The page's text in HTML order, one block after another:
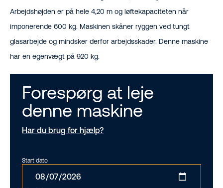
Arbejdshøjden er på hele 4,20 m og løftekapaciteten når
imponerende 600 kg. Maskinen skåner ryggen ved tungt
glasarbejde og mindsker derfor arbejdsskader. Denne maskine
har en egenvægt på 920 kg.
Forespørg at leje
denne maskine
Har du brug for hjælp?
Start dato